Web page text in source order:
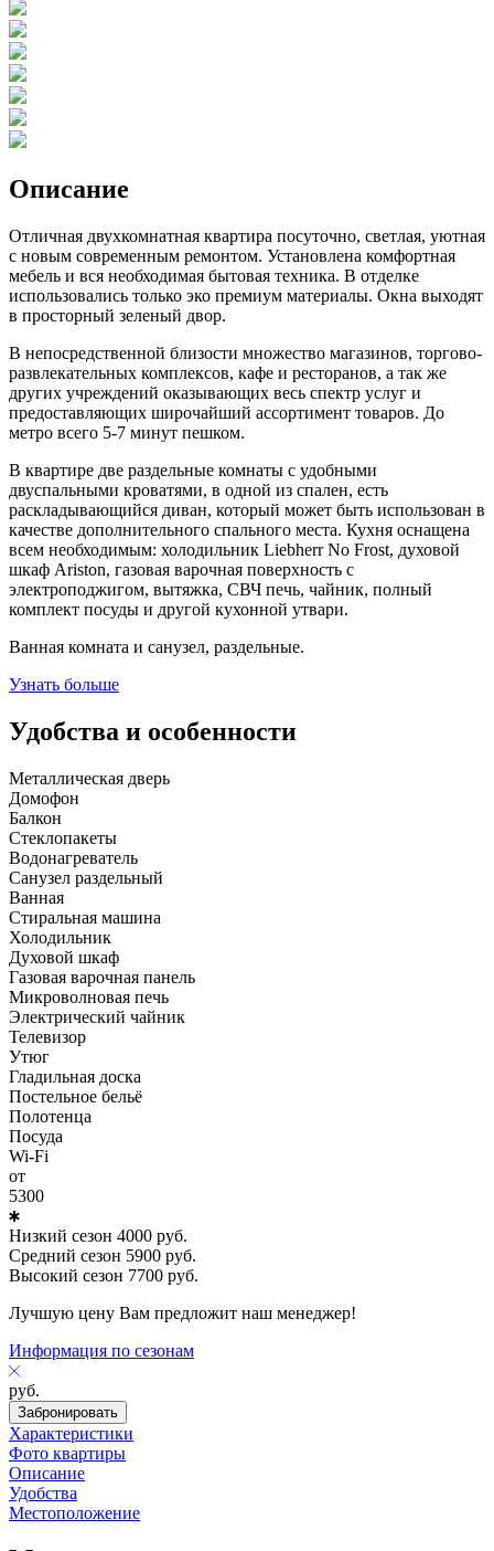
Описание
Отличная двухкомнатная квартира посуточно, светлая, уютная
с новым современным ремонтом. Установлена комфортная
мебель и вся необходимая бытовая техника. В отделке
использовались только эко премиум материалы. Окна выходят
в просторный зеленый двор.
В непосредственной близости множество магазинов, торгово-
развлекательных комплексов, кафе и ресторанов, а так же
других учреждений оказывающих весь спектр услуг и
предоставляющих широчайший ассортимент товаров. До
метро всего 5-7 минут пешком.
В квартире две раздельные комнаты с удобными
двуспальными кроватями, в одной из спален, есть
раскладывающийся диван, который может быть использован в
качестве дополнительного спального места. Кухня оснащена
всем необходимым: холодильник Liebherr No Frost, духовой
шкаф Ariston, газовая варочная поверхность с
электроподжигом, вытяжка, СВЧ печь, чайник, полный
комплект посуды и другой кухонной утвари.
Ванная комната и санузел, раздельные.
Узнать больше
Удобства и особенности
Металлическая дверь
Домофон
Балкон
Стеклопакеты
Водонагреватель
Санузел раздельный
Ванная
Стиральная машина
Холодильник
Духовой шкаф
Газовая варочная панель
Микроволновая печь
Электрический чайник
Телевизор
Утюг
Гладильная доска
Постельное бельё
Полотенца
Посуда
Wi-Fi
от
5300
Низкий сезон 4000 руб.
Средний сезон 5900 руб.
Высокий сезон 7700 руб.
Лучшую цену Вам предложит наш менеджер!
Информация по сезонам
руб.
Забронировать
Характеристики
Фото квартиры
Описание
Удобства
Местоположение